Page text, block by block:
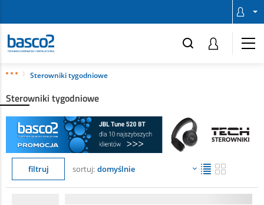
Sterowniki tygodniowe
Sterowniki tygodniowe
filtruj sortuj